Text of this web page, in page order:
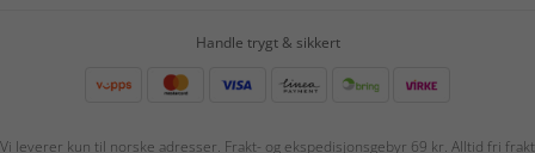
Handle trygt & sikkert
Vi leverer kun til norske adresser. Frakt- og ekspedisjonsgebyr 69 kr. Alltid fri frakt